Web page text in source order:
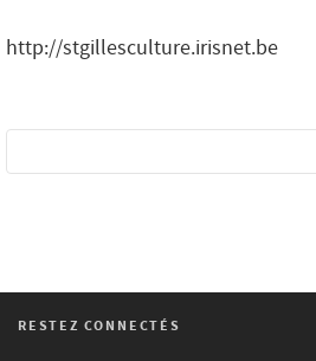
http://stgillesculture.irisnet.be
RESTEZ CONNECTÉS